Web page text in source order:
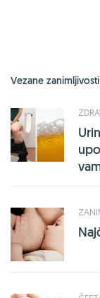
Vezane zanimljivosti